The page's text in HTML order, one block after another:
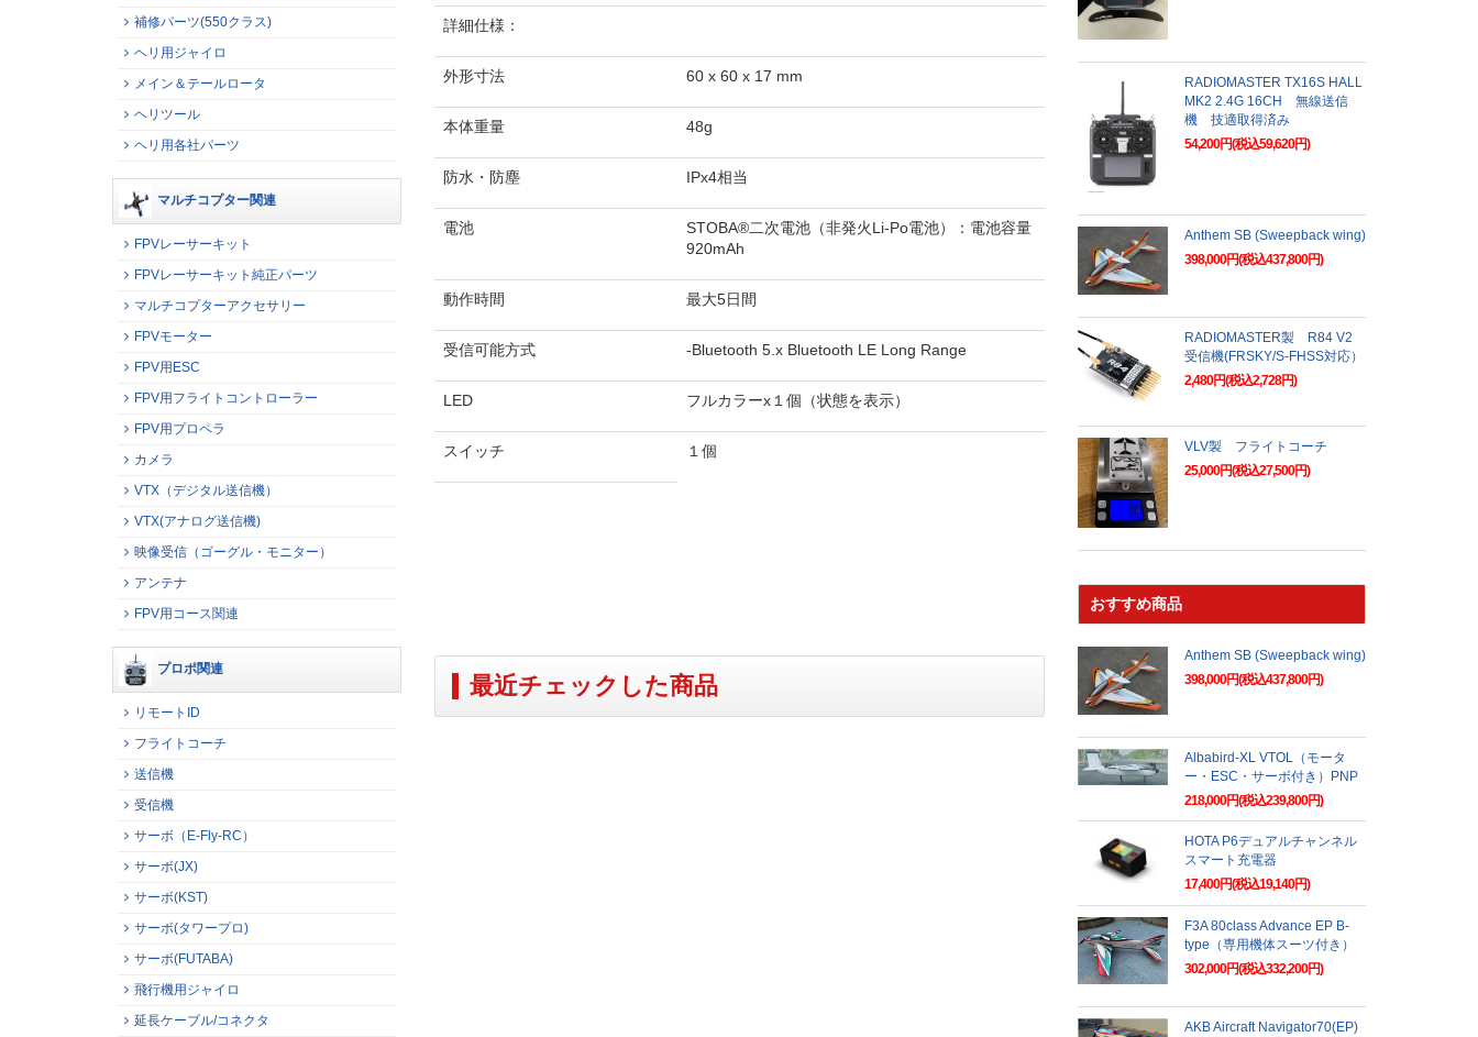
詳細仕様：
外形寸法 60 x 60 x 17 mm
本体重量 48g
防水・防塵 IPx4相当
電池
STOBA®二次電池（非発火Li-Po電池）：電池容量
920mAh
動作時間 最大5日間
受信可能方式 -Bluetooth 5.x Bluetooth LE Long Range
LED フルカラーx１個（状態を表示）
スイッチ １個
最近チェックした商品
補修パーツ(550クラス)
ヘリ用ジャイロ
メイン＆テールロータ
ヘリツール
ヘリ用各社パーツ
マルチコプター関連
FPVレーサーキット
FPVレーサーキット純正パーツ
マルチコプターアクセサリー
FPVモーター
FPV用ESC
FPV用フライトコントローラー
FPV用プロペラ
カメラ
VTX（デジタル送信機）
VTX(アナログ送信機)
映像受信（ゴーグル・モニター）
アンテナ
FPV用コース関連
プロポ関連
リモートID
フライトコーチ
送信機
受信機
サーボ（E-Fly-RC）
サーボ(JX)
サーボ(KST)
サーボ(タワープロ)
サーボ(FUTABA)
飛行機用ジャイロ
延長ケーブル/コネクタ
RADIOMASTER TX16S HALL
MK2 2.4G 16CH 無線送信
機 技適取得済み
54,200円(税込59,620円)
Anthem SB (Sweepback wing)
398,000円(税込437,800円)
RADIOMASTER製 R84 V2
受信機(FRSKY/S-FHSS対応）
2,480円(税込2,728円)
VLV製 フライトコーチ
25,000円(税込27,500円)
おすすめ商品
Anthem SB (Sweepback wing)
398,000円(税込437,800円)
Albabird-XL VTOL（モータ
ー・ESC・サーボ付き）PNP
218,000円(税込239,800円)
HOTA P6デュアルチャンネル
スマート充電器
17,400円(税込19,140円)
F3A 80class Advance EP B-
type（専用機体スーツ付き）
302,000円(税込332,200円)
AKB Aircraft Navigator70(EP)